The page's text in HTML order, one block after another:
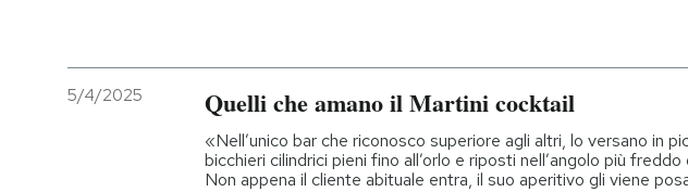
5/4/2025 Quelli che amano il Martini cocktail
«Nell’unico bar che riconosco superiore agli altri, lo versano in
bicchieri cilindrici pieni fino all’orlo e riposti nell’angolo più freddo
Non appena il cliente abituale entra, il suo aperitivo gli viene